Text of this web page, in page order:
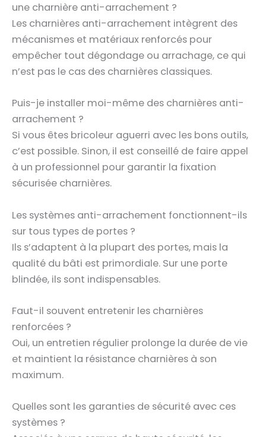
une charnière anti-arrachement ?
Les charnières anti-arrachement intègrent des
mécanismes et matériaux renforcés pour
empêcher tout dégondage ou arrachage, ce qui
n’est pas le cas des charnières classiques.
Puis-je installer moi-même des charnières anti-
arrachement ?
Si vous êtes bricoleur aguerri avec les bons outils,
c’est possible. Sinon, il est conseillé de faire appel
à un professionnel pour garantir la fixation
sécurisée charnières.
Les systèmes anti-arrachement fonctionnent-ils
sur tous types de portes ?
Ils s’adaptent à la plupart des portes, mais la
qualité du bâti est primordiale. Sur une porte
blindée, ils sont indispensables.
Faut-il souvent entretenir les charnières
renforcées ?
Oui, un entretien régulier prolonge la durée de vie
et maintient la résistance charnières à son
maximum.
Quelles sont les garanties de sécurité avec ces
systèmes ?